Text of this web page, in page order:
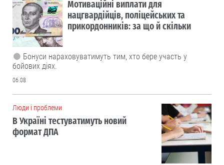
Мотиваційні виплати для
нацгвардійців, поліцейських та
прикордонників: за що й скільки
Бонуси нараховуватимуть тим, хто бере участь у
бойових діях.
06.08
Люди і проблеми
В Україні тестуватимуть новий
формат ДПА